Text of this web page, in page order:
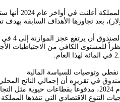
بعد تجاوزها الأهداف السابقة
للمستوى الكافي من الاحتياطيات
نفطي وتوصيات للسياسة المالية
خلال عام 2024، مدفوعاً بقطاعات حيوية
التنوع الاقتصادي التي تنفذها المملكة